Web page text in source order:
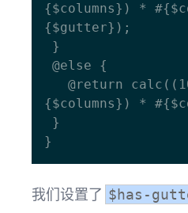
{$columns}) *
{$gutter});
{$columns}) *
我们设置了 $has-